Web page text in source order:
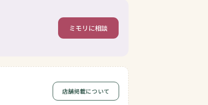
ミモリに相談
店舗掲載について